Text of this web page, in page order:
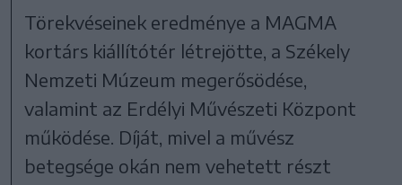
Törekvéseinek eredménye a MAGMA
kortárs kiállítótér létrejötte, a Székely
Nemzeti Múzeum megerősödése,
valamint az Erdélyi Művészeti Központ
működése. Díját, mivel a művész
betegsége okán nem vehetett részt